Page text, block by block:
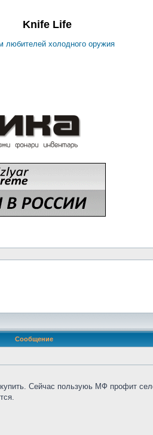
Knife Life
любителей холодного оружия
Сообщение
Сейчас пользуюь МФ профит